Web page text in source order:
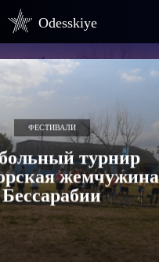
Odesskiye
ФЕСТИВАЛИ
турнир
Бессарабии